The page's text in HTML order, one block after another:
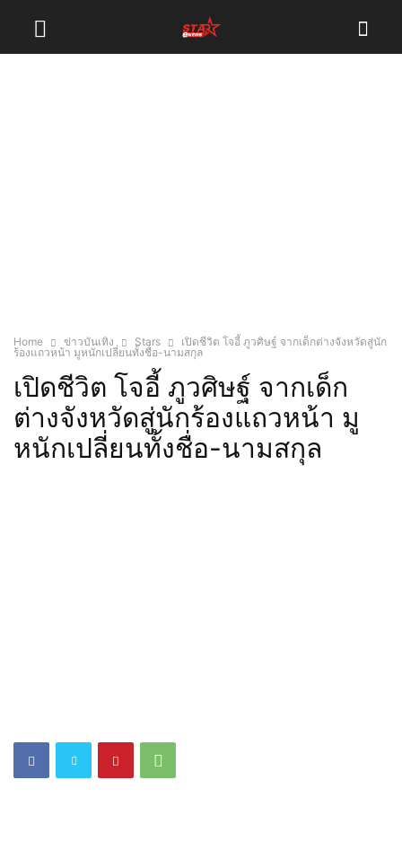
Home ข่าวบันเทิง Stars
เปิดชีวิต โจอี้ ภูวศิษฐ์ จากเด็กต่างจังหวัดสู่นัก
ร้องแถวหน้า มูหนักเปลี่ยนทั้งชื่อ-นามสกุล
เปิดชีวิต โจอี้ ภูวศิษฐ์ จากเด็ก
ต่างจังหวัดสู่นักร้องแถวหน้า มู
หนักเปลี่ยนทั้งชื่อ-นามสกุล